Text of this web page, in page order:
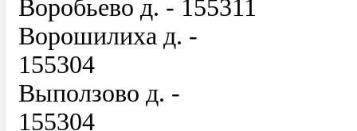
Воробьево д. - 155311
Ворошилиха д. -
155304
Выползово д. -
155304